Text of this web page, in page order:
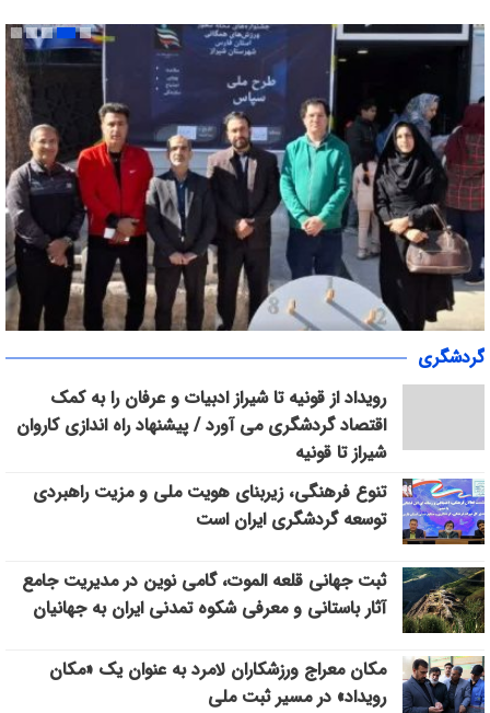
«سپاس» در میانرود شیراز طنین‌انداز شد/ هم‌افزایی ورزش، فرهنگ و
خدمات اجتماعی با حضور ۳۰۰ شهروند
گردشگری
رویداد از قونیه تا شیراز ادبیات و عرفان را به کمک
اقتصاد گردشگری می آورد / پیشنهاد راه اندازی کاروان
شیراز تا قونیه
تنوع فرهنگی، زیربنای هویت ملی و مزیت راهبردی
توسعه گردشگری ایران است
ثبت جهانی قلعه الموت، گامی نوین در مدیریت جامع
آثار باستانی و معرفی شکوه تمدنی ایران به جهانیان
مکان معراج ورزشکاران لامرد به عنوان یک «مکان
رویداد» در مسیر ثبت ملی